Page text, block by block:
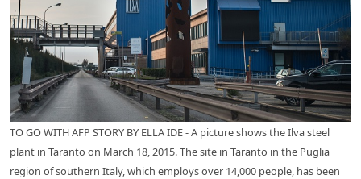
TO GO WITH AFP STORY BY ELLA IDE - A picture shows the Ilva steel
plant in Taranto on March 18, 2015. The site in Taranto in the Puglia
region of southern Italy, which employs over 14,000 people, has been